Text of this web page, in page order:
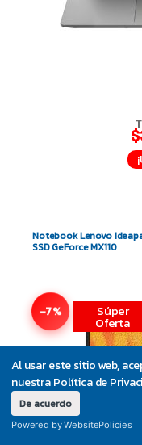
Al usar este sitio web,
nuestra Política de
De acuerdo
Powered by WebsitePolicies
Notebook Lenovo
SSD GeForce MX110
-7% Súper
Oferta